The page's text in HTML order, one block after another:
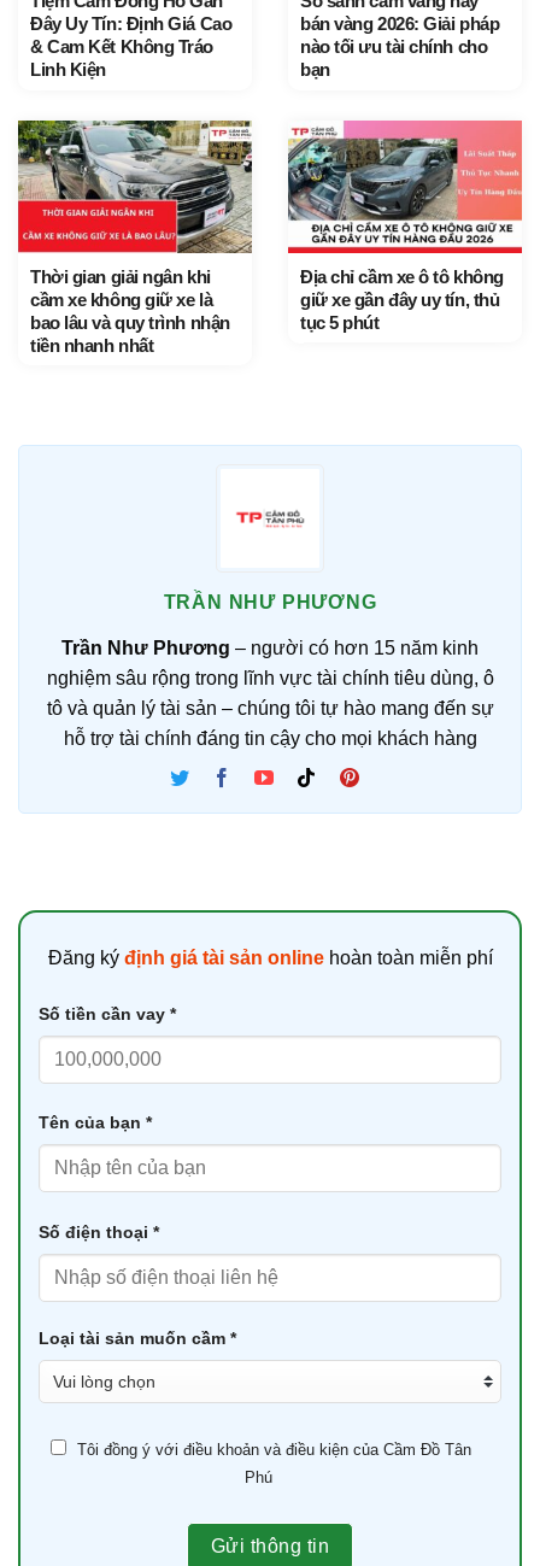
Đây Uy Tín: Định Giá Cao
& Cam Kết Không Tráo
Linh Kiện
bán vàng 2026: Giải pháp
nào tối ưu tài chính cho
bạn
Thời gian giải ngân khi
cầm xe không giữ xe là
bao lâu và quy trình nhận
tiền nhanh nhất
Địa chỉ cầm xe ô tô không
giữ xe gần đây uy tín, thủ
tục 5 phút
TRẦN NHƯ PHƯƠNG
Trần Như Phương – người có hơn 15 năm kinh
nghiệm sâu rộng trong lĩnh vực tài chính tiêu dùng, ô
tô và quản lý tài sản – chúng tôi tự hào mang đến sự
hỗ trợ tài chính đáng tin cậy cho mọi khách hàng
Đăng ký định giá tài sản onlinehoàn toàn miễn phí
Số tiền cần vay *
Tên của bạn *
Số điện thoại *
Loại tài sản muốn cầm *
Tôi đồng ý với điều khoản và điều kiện của Cầm Đồ Tân
Phú